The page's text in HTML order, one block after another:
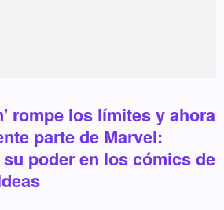
rompe los límites y ahora
parte de Marvel:
poder en los cómics de